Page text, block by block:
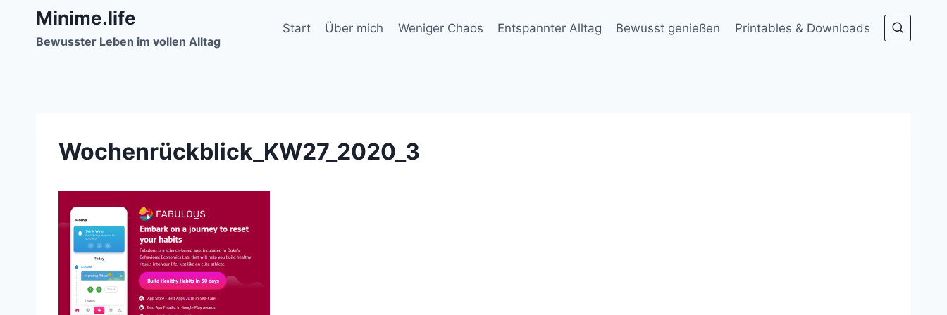
springen
Minime.life
Bewusster Leben im vollen Alltag
Start Über mich Weniger Chaos Entspannter Alltag Bewusst genießen Printables & Downloads
Wochenrückblick_KW27_2020_3